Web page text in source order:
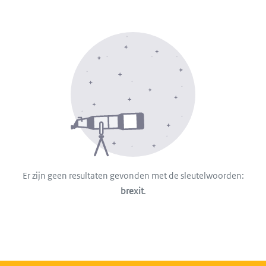
Er zijn geen resultaten gevonden met de sleutelwoorden:
brexit.